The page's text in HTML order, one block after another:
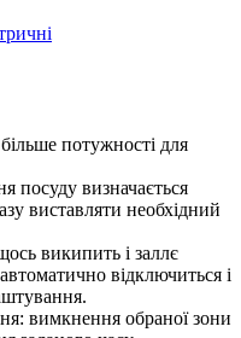
потужності для
посуду визначається
виставляти необхідний
википить і заллє
відключиться і
вимкнення обраної зони